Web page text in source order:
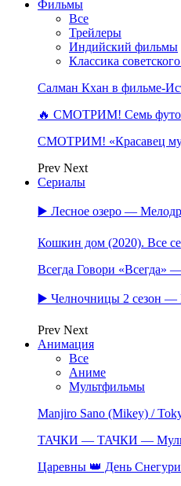
Фильмы
Все
Трейлеры
Индийский фильмы
Классика
Салман Кхан в фильме-
🔥 СМОТРИМ! Семь
СМОТРИМ! «Красавец
Prev Next
Сериалы
▶️ Лесное озеро —
Кошкин дом (2020). Все
Всегда Говори «Всегда»
▶️ Челночницы 2 сезон —
Prev Next
Анимация
Все
Аниме
Мультфильмы
Manjiro Sano (Mikey) /
ТАЧКИ — ТАЧКИ —
Царевны 👑 День